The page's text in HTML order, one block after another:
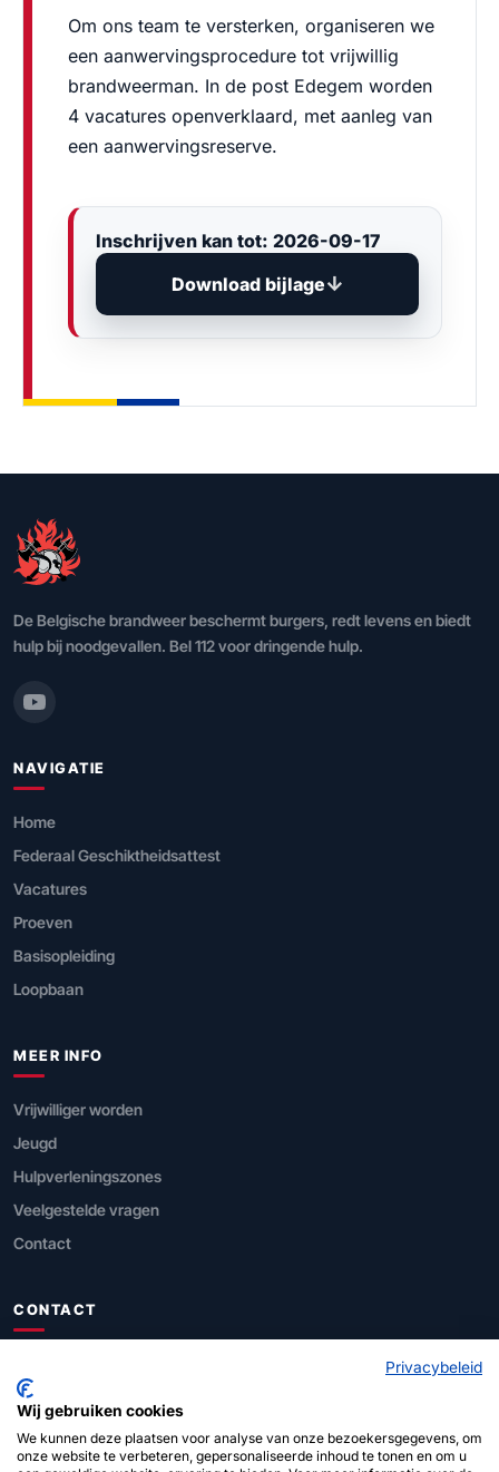
Om ons team te versterken, organiseren we
een aanwervingsprocedure tot vrijwillig
brandweerman. In de post Edegem worden
4 vacatures openverklaard, met aanleg van
een aanwervingsreserve.
Inschrijven kan tot: 2026-09-17
Download bijlage
De Belgische brandweer beschermt burgers, redt levens en biedt
hulp bij noodgevallen. Bel 112 voor dringende hulp.
NAVIGATIE
Home
Federaal Geschiktheidsattest
Vacatures
Proeven
Basisopleiding
Loopbaan
MEER INFO
Vrijwilliger worden
Jeugd
Hulpverleningszones
Veelgestelde vragen
Contact
CONTACT
Directie Civiele Veiligheid
Leuvenseweg 1, 1000 Brussel
Privacybeleid
Wij gebruiken cookies
We kunnen deze plaatsen voor analyse van onze bezoekersgegevens, om
onze website te verbeteren, gepersonaliseerde inhoud te tonen en om u